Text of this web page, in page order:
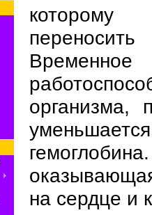
которому
организма,
на сердце и